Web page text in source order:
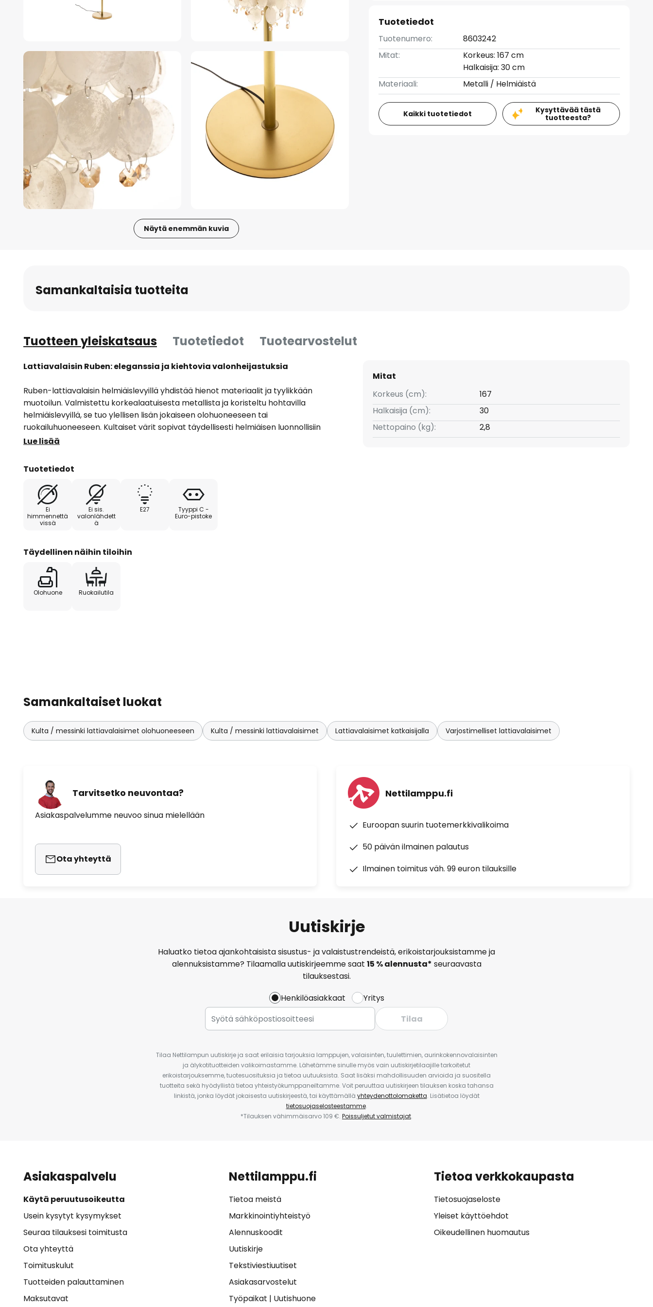
Näytä enemmän kuvia
Tuotetiedot
Tuotenumero:
8603242
Mitat:
Korkeus: 167 cm
Halkaisija: 30 cm
Materiaali:
Metalli / Helmiäistä
Kaikki tuotetiedot
Kysyttävää tästä
tuotteesta?
Samankaltaisia tuotteita
Tuotteen yleiskatsaus Tuotetiedot Tuotearvostelut
Lattiavalaisin Ruben: eleganssia ja kiehtovia valonheijastuksia
Ruben-lattiavalaisin helmiäislevyillä yhdistää hienot materiaalit ja tyylikkään
muotoilun. Valmistettu korkealaatuisesta metallista ja koristeltu hohtavilla
helmiäislevyillä, se tuo ylellisen lisän jokaiseen olohuoneeseen tai
ruokailuhuoneeseen. Kultaiset värit sopivat täydellisesti helmiäisen luonnollisiin
sävyihin ja luovat lämpimän, kutsuvan tunnelman.
Huolellisesti suunnitellun rakenteensa ansiosta Ruben-lattiavalaisin tarjoaa paitsi
ainutlaatuisella tavalla ja luovat kiehtovia valokuvioita, jotka kylväävät huoneeseen
tunnelmallisen valaistuksen. Ihanteellinen kaikille, jotka arvostavat tyylikästä
valaistusta ja poikkeuksellista muotoilua.
Lue lisää
Tuotetiedot
Ei
himmennettä
vissä
Ei sis.
valonlähdett
ä
E27
Tyyppi C -
Euro-pistoke
Täydellinen näihin tiloihin
Olohuone Ruokailutila
Mitat
Korkeus (cm):
167
Halkaisija (cm):
30
Nettopaino (kg):
2,8
Samankaltaiset luokat
Kulta / messinki lattiavalaisimet olohuoneeseen Kulta / messinki lattiavalaisimet Lattiavalaisimet katkaisijalla Varjostimelliset lattiavalaisimet
Tarvitsetko neuvontaa?
Asiakaspalvelumme neuvoo sinua mielellään
Ota yhteyttä
Nettilamppu.fi
Euroopan suurin tuotemerkkivalikoima
50 päivän ilmainen palautus
Ilmainen toimitus väh. 99 euron tilauksille
Uutiskirje
Haluatko tietoa ajankohtaisista sisustus- ja valaistustrendeistä, erikoistarjouksistamme ja
alennuksistamme? Tilaamalla uutiskirjeemme saat 15 % alennusta* seuraavasta
tilauksestasi.
Henkilöasiakkaat
Yritys
Tilaa
Tilaa Nettilampun uutiskirje ja saat erilaisia tarjouksia lamppujen, valaisinten, tuulettimien, aurinkokennovalaisinten
ja älykotituotteiden valikoimastamme. Lähetämme sinulle myös vain uutiskirjetilaajille tarkoitetut
erikoistarjouksemme, tuotesuosituksia ja tietoa uutuuksista. Saat lisäksi mahdollisuuden arvioida ja suositella
tuotteita sekä hyödyllistä tietoa yhteistyökumppaneiltamme. Voit peruuttaa uutiskirjeen tilauksen koska tahansa
linkistä, jonka löydät jokaisesta uutiskirjeestä, tai käyttämällä yhteydenottolomaketta. Lisätietoa löydät
tietosuojaselosteestamme.
*Tilauksen vähimmäisarvo 109 €. Poissuljetut valmistajat.
Asiakaspalvelu
Käytä peruutusoikeutta
Usein kysytyt kysymykset
Seuraa tilauksesi toimitusta
Ota yhteyttä
Toimituskulut
Tuotteiden palauttaminen
Maksutavat
Nettilamppu.fi
Tietoa meistä
Markkinointiyhteistyö
Alennuskoodit
Uutiskirje
Tekstiviestiuutiset
Asiakasarvostelut
Työpaikat | Uutishuone
Tietoa verkkokaupasta
Tietosuojaseloste
Yleiset käyttöehdot
Oikeudellinen huomautus